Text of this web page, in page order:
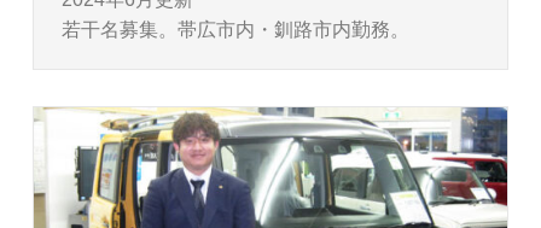
若干名募集。帯広市内・釧路市内勤務。